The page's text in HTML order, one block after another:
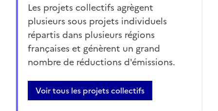
Les projets collectifs agrègent
plusieurs sous projets individuels
répartis dans plusieurs régions
françaises et génèrent un grand
nombre de réductions d'émissions.
Voir tous les projets collectifs